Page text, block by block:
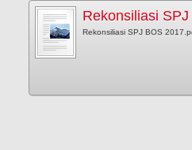
Rekonsiliasi
Rekonsiliasi SPJ BOS